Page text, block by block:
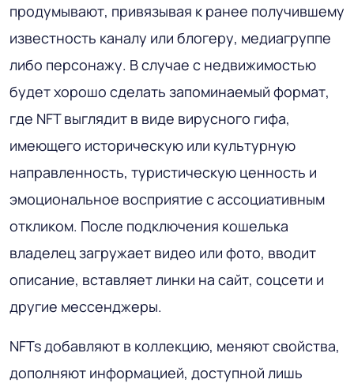
продумывают, привязывая к ранее получившему
известность каналу или блогеру, медиагруппе
либо персонажу. В случае с недвижимостью
будет хорошо сделать запоминаемый формат,
где NFT выглядит в виде вирусного гифа,
имеющего историческую или культурную
направленность, туристическую ценность и
эмоциональное восприятие с ассоциативным
откликом. После подключения кошелька
владелец загружает видео или фото, вводит
описание, вставляет линки на сайт, соцсети и
другие мессенджеры.
NFTs добавляют в коллекцию, меняют свойства,
дополняют информацией, доступной лишь